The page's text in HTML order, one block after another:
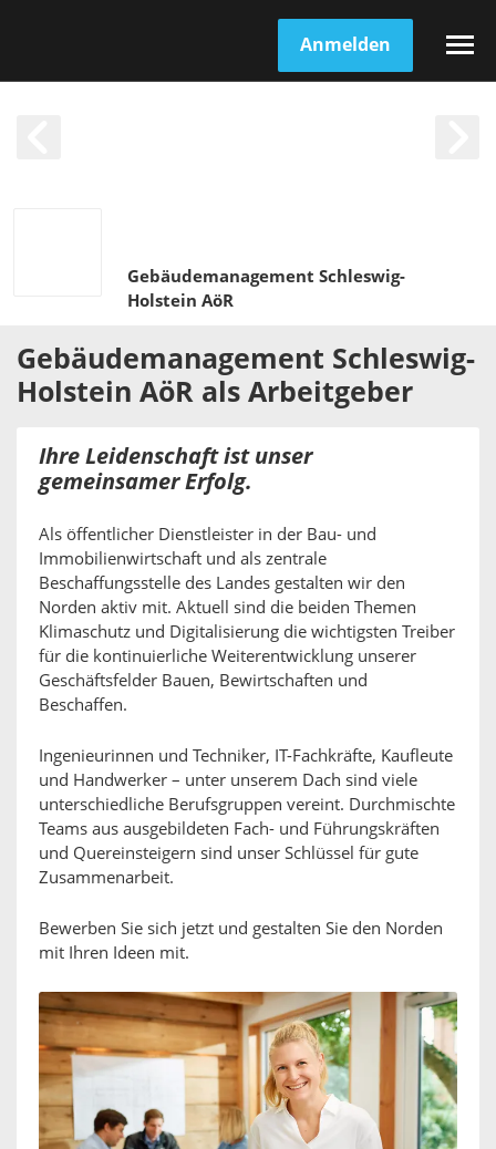
Anmelden
Gebäudemanagement Schleswig-
Holstein AöR
Gebäudemanagement Schleswig-
Holstein AöR als Arbeitgeber
Ihre Leidenschaft ist unser
gemeinsamer Erfolg.
Als öffentlicher Dienstleister in der Bau- und
Immobilienwirtschaft und als zentrale
Beschaffungsstelle des Landes gestalten wir den
Norden aktiv mit. Aktuell sind die beiden Themen
Klimaschutz und Digitalisierung die wichtigsten Treiber
für die kontinuierliche Weiterentwicklung unserer
Geschäftsfelder Bauen, Bewirtschaften und
Beschaffen.
Ingenieurinnen und Techniker, IT-Fachkräfte, Kaufleute
und Handwerker – unter unserem Dach sind viele
unterschiedliche Berufsgruppen vereint. Durchmischte
Teams aus ausgebildeten Fach- und Führungskräften
und Quereinsteigern sind unser Schlüssel für gute
Zusammenarbeit.
Bewerben Sie sich jetzt und gestalten Sie den Norden
mit Ihren Ideen mit.